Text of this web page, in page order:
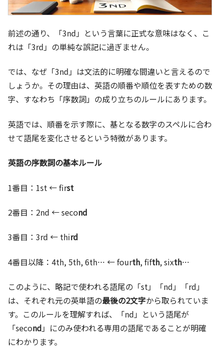
前述の通り、「3nd」という言葉に正式な意味はなく、こ
れは「3rd」の単純な誤記に過ぎません。
では、なぜ「3nd」は文法的に明確な間違いと言えるので
しょうか。その理由は、英語の順番や順位を表すための数
字、すなわち「序数詞」の成り立ちのルールにあります。
英語では、順番を示す際に、基となる数字のスペルに合わ
せて語尾を変化させるという特徴があります。
英語の序数詞の基本ルール
1番目：1st ← first
2番目：2nd ← second
3番目：3rd ← third
4番目以降：4th, 5th, 6th… ← fourth, fifth, sixth…
このように、略記で使われる語尾の「st」「nd」「rd」
は、それぞれ元の英単語の最後の2文字から取られていま
す。このルールを理解すれば、「nd」という語尾が
「second」にのみ使われる専用の語尾であることが明確
にわかります。